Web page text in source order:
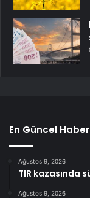
En Güncel
Ağustos 9, 2026
TIR kazasında
Ağustos 9, 2026